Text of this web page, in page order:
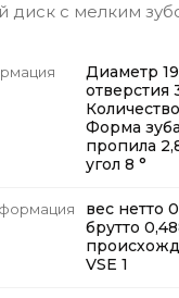
диск с мелким
Диаметр
отверстия
Форма
пропила
угол 8 °
вес нетто
брутто
VSE 1